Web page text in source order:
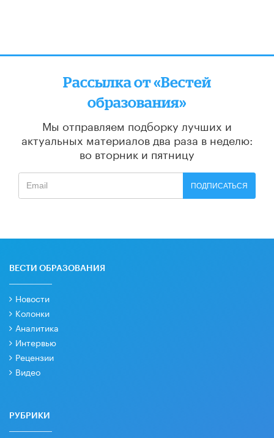
Рассылка от «Вестей
образования»
Мы отправляем подборку лучших и
актуальных материалов два раза в неделю:
во вторник и пятницу
ПОДПИСАТЬСЯ
ВЕСТИ ОБРАЗОВАНИЯ
Новости
Колонки
Аналитика
Интервью
Рецензии
Видео
РУБРИКИ